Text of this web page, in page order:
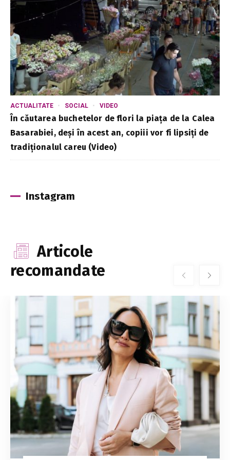
ACTUALITATE SOCIAL VIDEO
În căutarea buchetelor de flori la piața de la Calea
Basarabiei, deși în acest an, copiii vor fi lipsiți de
tradiționalul careu (Video)
Instagram
Articole
recomandate